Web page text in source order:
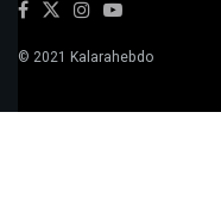
© 2021 Kalarahebdo